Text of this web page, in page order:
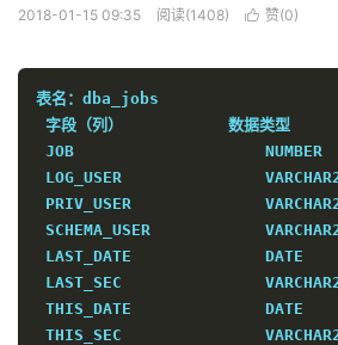
2018-01-15 09:35 阅读(1408)  赞(0)
表名：dba_jobs
字段（列）           数据类型
JOB                    NUMBER
LOG_USER
PRIV_USER
SCHEMA_USER
LAST_DATE              DATE
LAST_SEC
THIS_DATE              DATE
THIS_SEC